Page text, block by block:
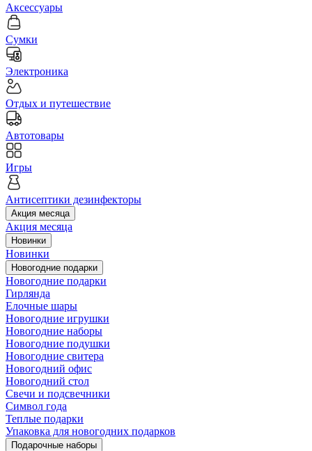
Аксессуары
Сумки
Электроника
Отдых и путешествие
Автотовары
Игры
Антисептики дезинфекторы
Акция месяца
Акция месяца
Новинки
Новинки
Новогодние подарки
Новогодние подарки
Гирлянда
Елочные шары
Новогодние игрушки
Новогодние наборы
Новогодние подушки
Новогодние свитера
Новогодний офис
Новогодний стол
Свечи и подсвечники
Символ года
Теплые подарки
Упаковка для новогодних подарков
Подарочные наборы